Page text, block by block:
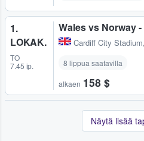
1.
LOKAK.
TO
7.45 ip.
Wales vs Norway
Cardiff City Stadium,
8 lippua saatavilla
alkaen 158 $
Näytä lisää